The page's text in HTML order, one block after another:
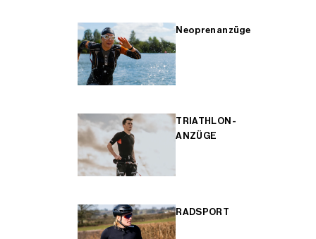
Neoprenanzüge
TRIATHLON-
ANZÜGE
RADSPORT